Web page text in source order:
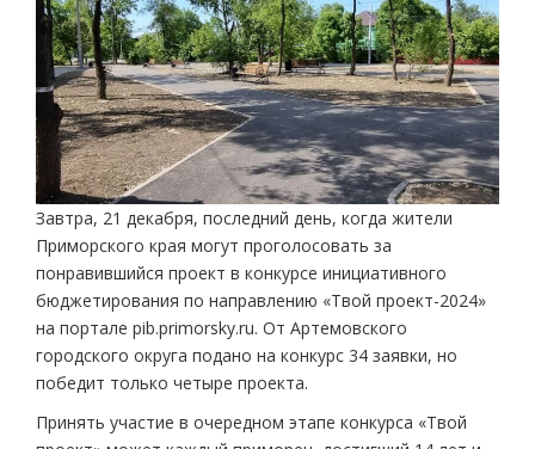
Завтра, 21 декабря, последний день, когда жители
Приморского края могут проголосовать за
понравившийся проект в конкурсе инициативного
бюджетирования по направлению «Твой проект-2024»
на портале pib.primorsky.ru. От Артемовского
городского округа подано на конкурс 34 заявки, но
победит только четыре проекта.
Принять участие в очередном этапе конкурса «Твой